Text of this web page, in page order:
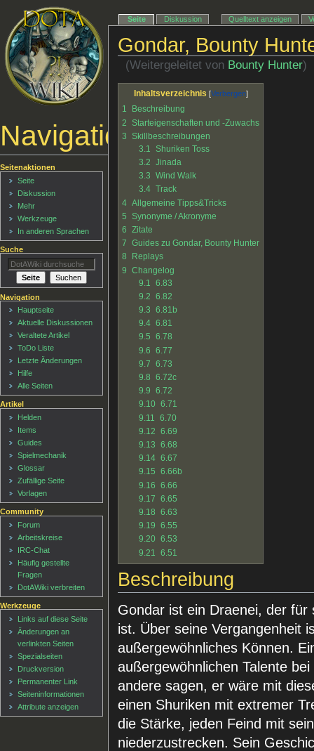
Gondar, Bounty
(Weitergeleitet von Bounty Hunter)
Inhaltsverzeichnis
1
Beschreibung
2 Starteigenschaften und -Zuwachs
3 Skillbeschreibungen
3.1
Shuriken Toss
3.2 Jinada
3.3 Wind Walk
3.4 Track
4 Allgemeine Tipps&Tricks
5 Synonyme / Akronyme
6 Zitate
7 Guides zu Gondar, Bounty Hunter
8
Replays
9 Changelog
9.1
6.83
9.2 6.82
9.3 6.81b
9.4 6.81
9.5 6.78
9.6 6.77
9.7 6.73
9.8 6.72c
9.9 6.72
9.10 6.71
9.11
6.70
9.12 6.69
9.13 6.68
9.14 6.67
9.15 6.66b
9.16 6.66
9.17 6.65
9.18 6.63
9.19 6.55
9.20 6.53
9.21
6.51
Beschreibung
Gondar ist ein Draenei, der für
ist. Über seine Vergangenheit
außergewöhnliches Können.
außergewöhnlichen Talente
andere sagen, er wäre mit
einen Shuriken mit extremer
die Stärke, jeden Feind mit
niederzustrecken. Sein
Navigationsmenü
Seite Diskussion Quelltext anzeigen
Seitenaktionen
Seite
Diskussion
Mehr
Werkzeuge
In anderen Sprachen
Suche
Navigation
Hauptseite
Aktuelle Diskussionen
Veraltete Artikel
ToDo Liste
Letzte Änderungen
Hilfe
Alle Seiten
Artikel
Helden
Items
Guides
Spielmechanik
Glossar
Zufällige Seite
Vorlagen
Community
Forum
Arbeitskreise
IRC-Chat
Häufig gestellte
Fragen
DotAWiki verbreiten
Werkzeuge
Links auf diese Seite
Änderungen an
verlinkten Seiten
Spezialseiten
Druckversion
Permanenter Link
Seiten­informationen
Attribute anzeigen